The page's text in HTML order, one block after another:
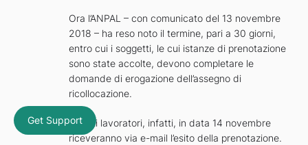
Ora l’ANPAL – con comunicato del 13 novembre
2018 – ha reso noto il termine, pari a 30 giorni,
entro cui i soggetti, le cui istanze di prenotazione
sono state accolte, devono completare le
domande di erogazione dell’assegno di
ricollocazione.
Questi lavoratori, infatti, in data 14 novembre
riceveranno via e-mail l’esito della prenotazione.
Get Support